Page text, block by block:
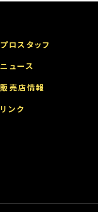
プロスタッフ
ニュース
販売店情報
リンク